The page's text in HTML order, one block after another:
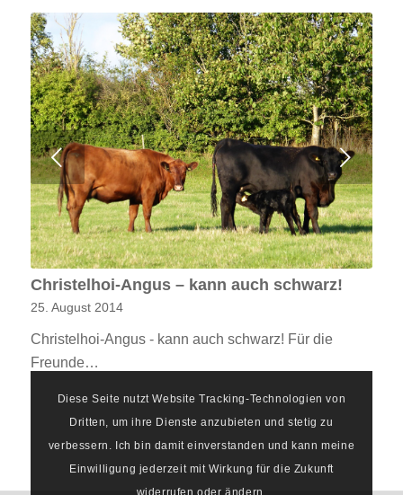
Christelhoi-Angus – kann auch schwarz!
25. August 2014
Christelhoi-Angus - kann auch schwarz! Für die
Freunde…
Weiter
Diese Seite nutzt Website Tracking-Technologien von
Dritten, um ihre Dienste anzubieten und stetig zu
verbessern. Ich bin damit einverstanden und kann meine
Einwilligung jederzeit mit Wirkung für die Zukunft
widerrufen oder ändern.